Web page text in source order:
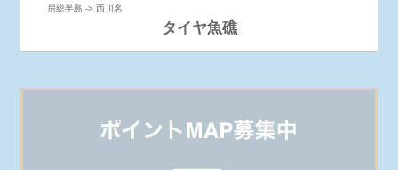
房総半島 -> 西川名
タイヤ魚礁